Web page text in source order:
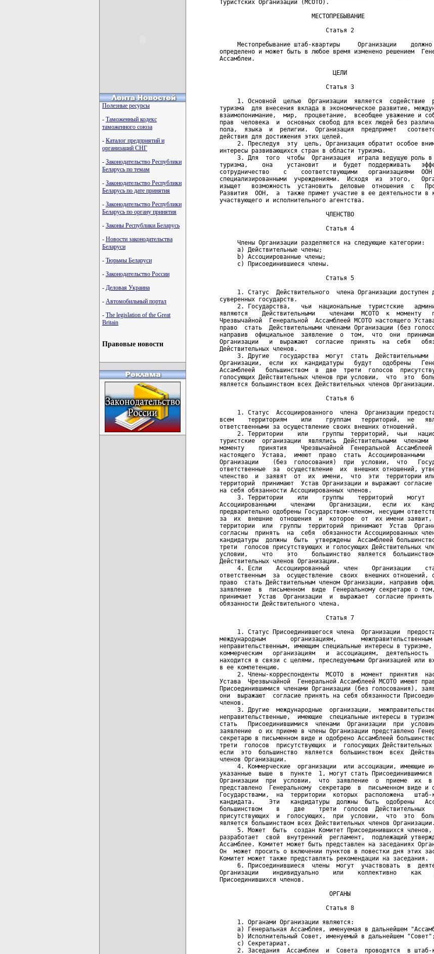
Полезные ресурсы
- Таможенный кодекс
таможенного союза
- Каталог предприятий и
организаций СНГ
- Законодательство Республики
Беларусь по темам
- Законодательство Республики
Беларусь по дате принятия
- Законодательство Республики
Беларусь по органу принятия
- Законы Республики Беларусь
- Новости законодательства
Беларуси
- Тюрьмы Беларуси
- Законодательство России
- Деловая Украина
- Автомобильный портал
- The legislation of the Great
Britain
Правовые новости